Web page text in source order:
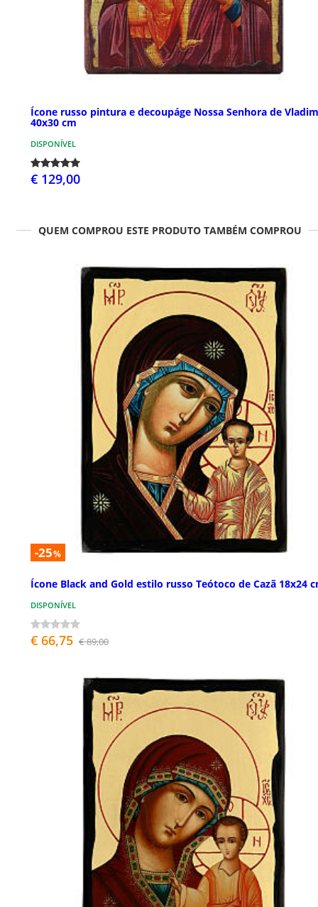
Ícone russo pintura e decoupáge Nossa Senhora de
40x30 cm
DISPONÍVEL
€ 129,00
QUEM COMPROU ESTE PRODUTO TAMBÉM COMPROU
-25%
Ícone Black and Gold estilo russo Teótoco de Cazã 18x24
DISPONÍVEL
€ 66,75 € 89,00